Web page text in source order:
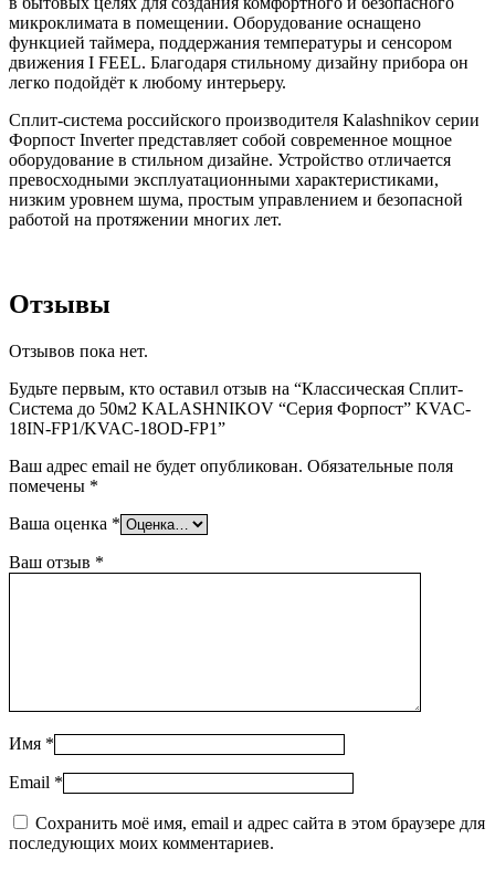
микроклимата в помещении. Оборудование оснащено
функцией таймера, поддержания температуры и сенсором
движения I FEEL. Благодаря стильному дизайну прибора он
легко подойдёт к любому интерьеру.
Сплит-система российского производителя Kalashnikov серии
Форпост Inverter представляет собой современное мощное
оборудование в стильном дизайне. Устройство отличается
превосходными эксплуатационными характеристиками,
низким уровнем шума, простым управлением и безопасной
работой на протяжении многих лет.
Отзывы
Отзывов пока нет.
Будьте первым, кто оставил отзыв на “Классическая Сплит-
Система до 50м2 KALASHNIKOV “Серия Форпост” KVAC-
18IN-FP1/KVAC-18OD-FP1”
Ваш адрес email не будет опубликован. Обязательные поля
помечены *
Ваша оценка *
Ваш отзыв *
Имя *
Email *
Сохранить моё имя, email и адрес сайта в этом браузере для
последующих моих комментариев.